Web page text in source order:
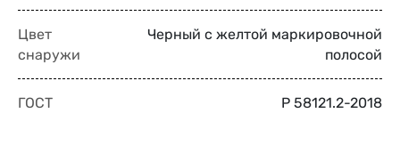
Цвет
снаружи
Черный с желтой маркировочной
полосой
ГОСТ Р 58121.2-2018